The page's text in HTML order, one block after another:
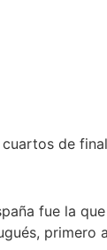
de
fue la
primero